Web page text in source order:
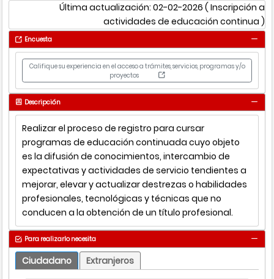
Última actualización: 02-02-2026 ( Inscripción a
actividades de educación continua )
Encuesta
Califique su experiencia en el acceso a trámites, servicios, programas y/o
proyectos
Descripción
Realizar el proceso de registro para cursar
programas de educación continuada cuyo objeto
es la difusión de conocimientos, intercambio de
expectativas y actividades de servicio tendientes a
mejorar, elevar y actualizar destrezas o habilidades
profesionales, tecnológicas y técnicas que no
conducen a la obtención de un título profesional.
Para realizarlo necesita
Ciudadano Extranjeros